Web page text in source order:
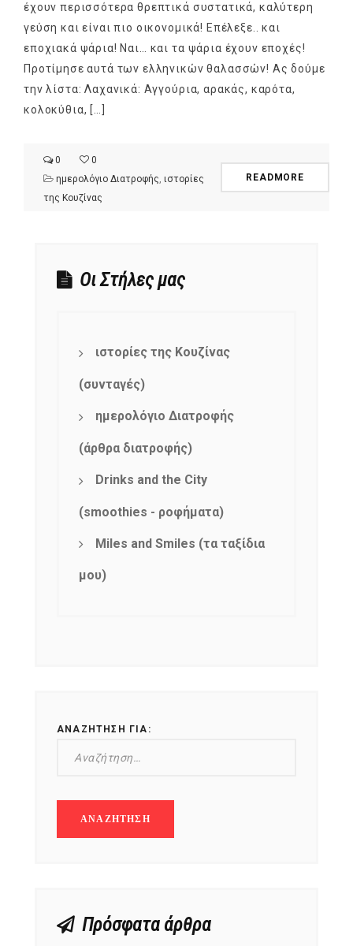
έχουν περισσότερα θρεπτικά συστατικά, καλύτερη
γεύση και είναι πιο οικονομικά! Επέλεξε.. και
εποχιακά ψάρια! Ναι… και τα ψάρια έχουν εποχές!
Προτίμησε αυτά των ελληνικών θαλασσών! Ας δούμε
την λίστα: Λαχανικά: Αγγούρια, αρακάς, καρότα,
κολοκύθια, […]
0
0
ημερολόγιο Διατροφής, ιστορίες
της Κουζίνας
READMORE
Οι Στήλες μας
ιστορίες της Κουζίνας
(συνταγές)
ημερολόγιο Διατροφής
(άρθρα διατροφής)
Drinks and the City
(smoothies - ροφήματα)
Miles and Smiles (τα ταξίδια
μου)
ΑΝΑΖΉΤΗΣΗ ΓΙΑ:
Πρόσφατα άρθρα